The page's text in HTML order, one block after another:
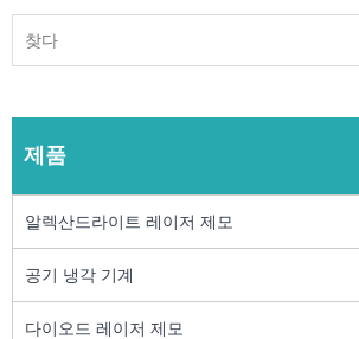
제품
알렉산드라이트 레이저 제모
공기 냉각 기계
다이오드 레이저 제모